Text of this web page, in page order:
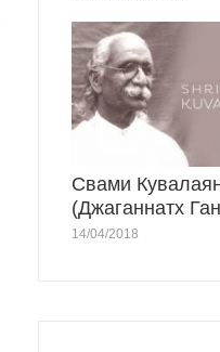
Свами
(Джаганнатх
14/04/2018